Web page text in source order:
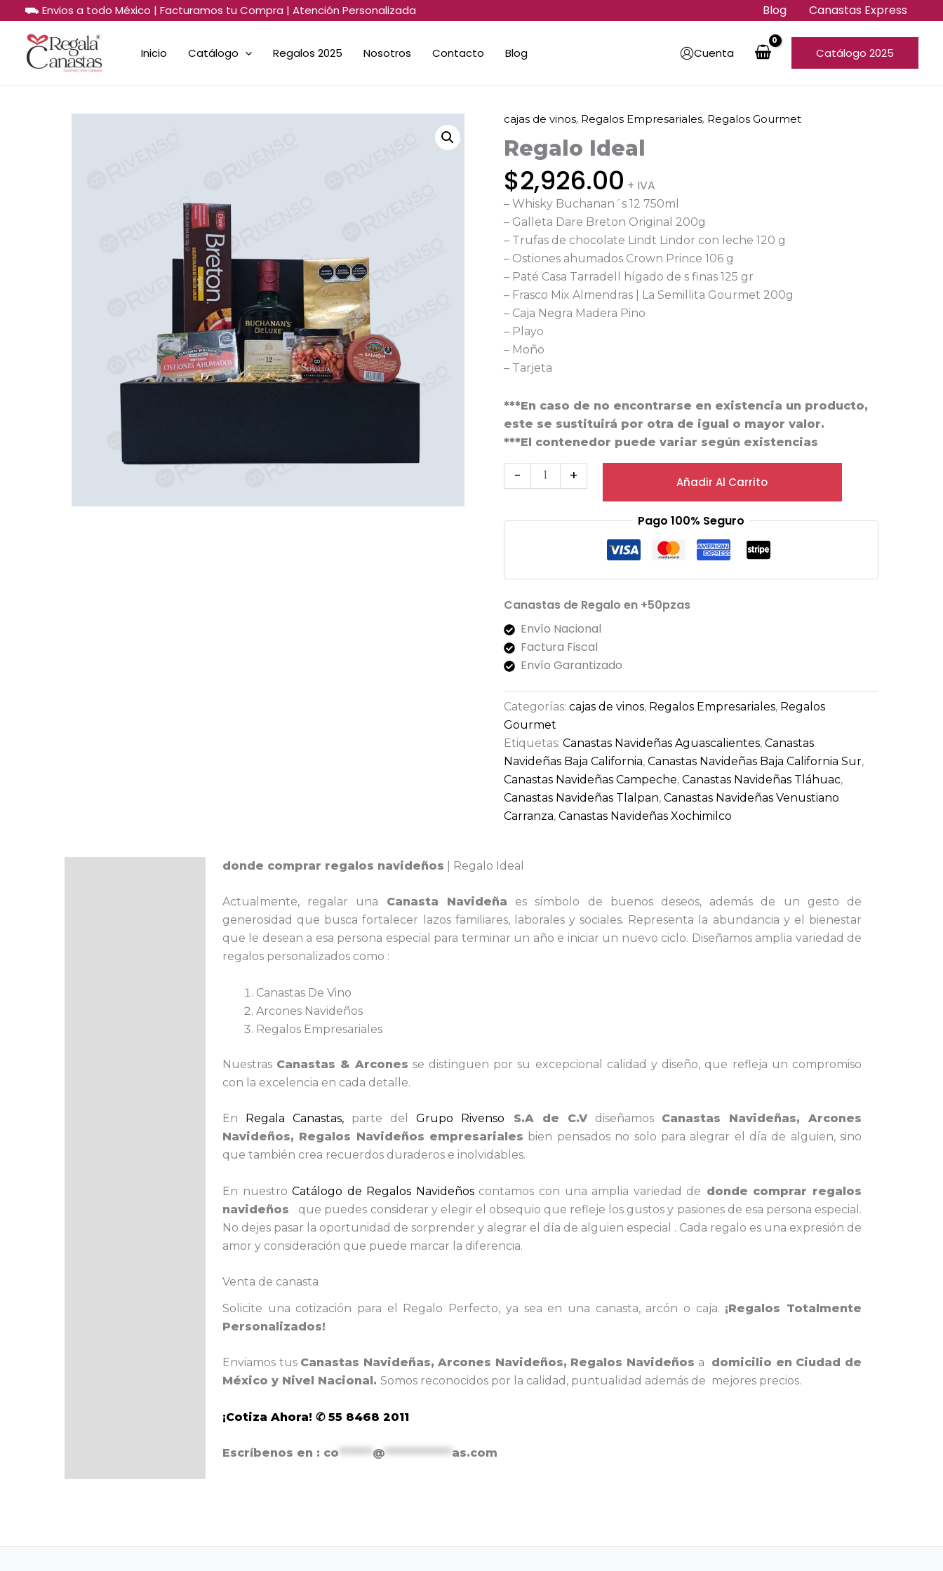
al
contenido
⛟ Envios a todo México | Facturamos tu Compra | Atención Personalizada Blog Canastas Express
Inicio Catálogo Regalos 2025 Nosotros Contacto Blog Cuenta Catálogo 2025
cajas de vinos, Regalos Empresariales, Regalos Gourmet
Regalo Ideal
$2,926.00 + IVA
– Whisky Buchanan´s 12 750ml
– Galleta Dare Breton Original 200g
– Trufas de chocolate Lindt Lindor con leche 120 g
– Ostiones ahumados Crown Prince 106 g
– Paté Casa Tarradell hígado de s finas 125 gr
– Frasco Mix Almendras | La Semillita Gourmet 200g
– Caja Negra Madera Pino
– Playo
– Moño
– Tarjeta
***En caso de no encontrarse en existencia un producto,
este se sustituirá por otra de igual o mayor valor.
***El contenedor puede variar según existencias
-
Regalo
Ideal
cantidad
+ Añadir Al Carrito
Pago 100% Seguro
Canastas de Regalo en +50pzas
Envío Nacional
Factura Fiscal
Envío Garantizado
Categorías:cajas de vinos, Regalos Empresariales, Regalos
Gourmet
Etiquetas:Canastas Navideñas Aguascalientes,Canastas
Navideñas Baja California,Canastas Navideñas Baja California Sur,
Canastas Navideñas Campeche,Canastas Navideñas Tláhuac,
Canastas Navideñas Tlalpan,Canastas Navideñas Venustiano
Carranza,Canastas Navideñas Xochimilco
donde comprar regalos navideños | Regalo Ideal
Actualmente, regalar una Canasta Navideña es símbolo de buenos deseos, además de un gesto de
generosidad que busca fortalecer lazos familiares, laborales y sociales. Representa la abundancia y el bienestar
que le desean a esa persona especial para terminar un año e iniciar un nuevo ciclo. Diseñamos amplia variedad de
regalos personalizados como :
Canastas De Vino
Arcones Navideños
Regalos Empresariales
Nuestras Canastas & Arcones se distinguen por su excepcional calidad y diseño, que refleja un compromiso
con la excelencia en cada detalle.
En Regala Canastas, parte del Grupo Rivenso S.A de C.Vdiseñamos Canastas Navideñas, Arcones
Navideños, Regalos Navideños empresariales bien pensados no solo para alegrar el día de alguien, sino
que también crea recuerdos duraderos e inolvidables.
En nuestro Catálogo de Regalos Navideñoscontamos con una amplia variedad de donde comprar regalos
navideños
que puedes considerar y elegir el obsequio que refleje los gustos y pasiones de esa persona especial.
No dejes pasar la oportunidad de sorprender y alegrar el día de alguien especial . Cada regalo es una expresión de
amor y consideración que puede marcar la diferencia.
Venta de canasta
Solicite una cotización para el Regalo Perfecto, ya sea en una canasta, arcón o caja. ¡Regalos Totalmente
Personalizados!
Enviamos tus Canastas Navideñas, Arcones Navideños, Regalos Navideños a
domicilio en Ciudad de
México y Nivel Nacional. Somos reconocidos por la calidad, puntualidad además de mejores precios.
¡Cotiza Ahora! ✆ 55 8468 2011
Escríbenos en : co ****** @ ************ as.com